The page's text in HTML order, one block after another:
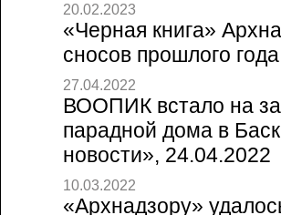
20.02.2023
«Черная книга»
сносов прошлого
27.04.2022
ВООПИК встало на
парадной дома в
новости», 24.04.2022
10.03.2022
«Архнадзору»